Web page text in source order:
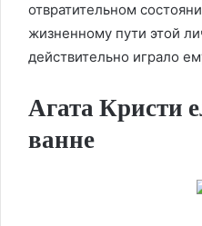
отвратительном
жизненному пути этой
действительно играло
Агата Кристи
ванне